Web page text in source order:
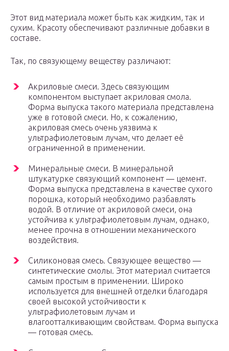
Этот вид материала может быть как жидким, так и
сухим. Красоту обеспечивают различные добавки в
составе.
Так, по связующему веществу различают:
Акриловые смеси. Здесь связующим
компонентом выступает акриловая смола.
Форма выпуска такого материала представлена
уже в готовой смеси. Но, к сожалению,
акриловая смесь очень уязвима к
ультрафиолетовым лучам, что делает её
ограниченной в применении.
Минеральные смеси. В минеральной
штукатурке связующий компонент — цемент.
Форма выпуска представлена в качестве сухого
порошка, который необходимо разбавлять
водой. В отличие от акриловой смеси, она
устойчива к ультрафиолетовым лучам, однако,
менее прочна в отношении механического
воздействия.
Силиконовая смесь. Связующее вещество —
синтетические смолы. Этот материал считается
самым простым в применении. Широко
используется для внешней отделки благодаря
своей высокой устойчивости к
ультрафиолетовым лучам и
влагоотталкивающим свойствам. Форма выпуска
— готовая смесь.